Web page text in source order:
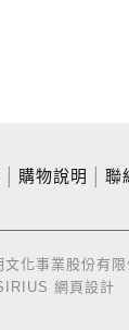
購物說明 聯
化事業股份有限
網頁設計